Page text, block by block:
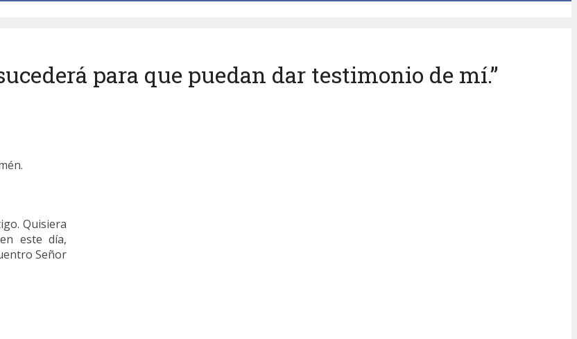
para que puedan dar testimonio de mí.”
Quisiera
este día,
Señor